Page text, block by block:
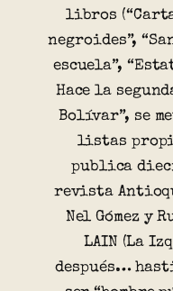
libros
negroides”,
escuela”,
Hace la
Bolívar”, se
listas
publica
revista
Nel Gómez y
LAIN (La
después…